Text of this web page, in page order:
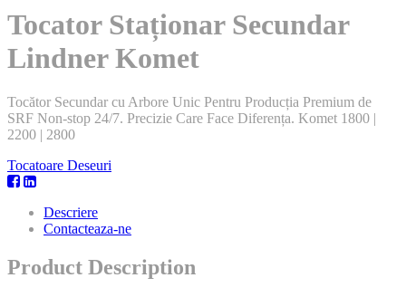
Tocator Staționar Secundar
Lindner Komet
Tocător Secundar cu Arbore Unic Pentru Producția Premium de
SRF Non-stop 24/7. Precizie Care Face Diferența. Komet 1800 |
2200 | 2800
Tocatoare Deseuri
Descriere
Contacteaza-ne
Product Description